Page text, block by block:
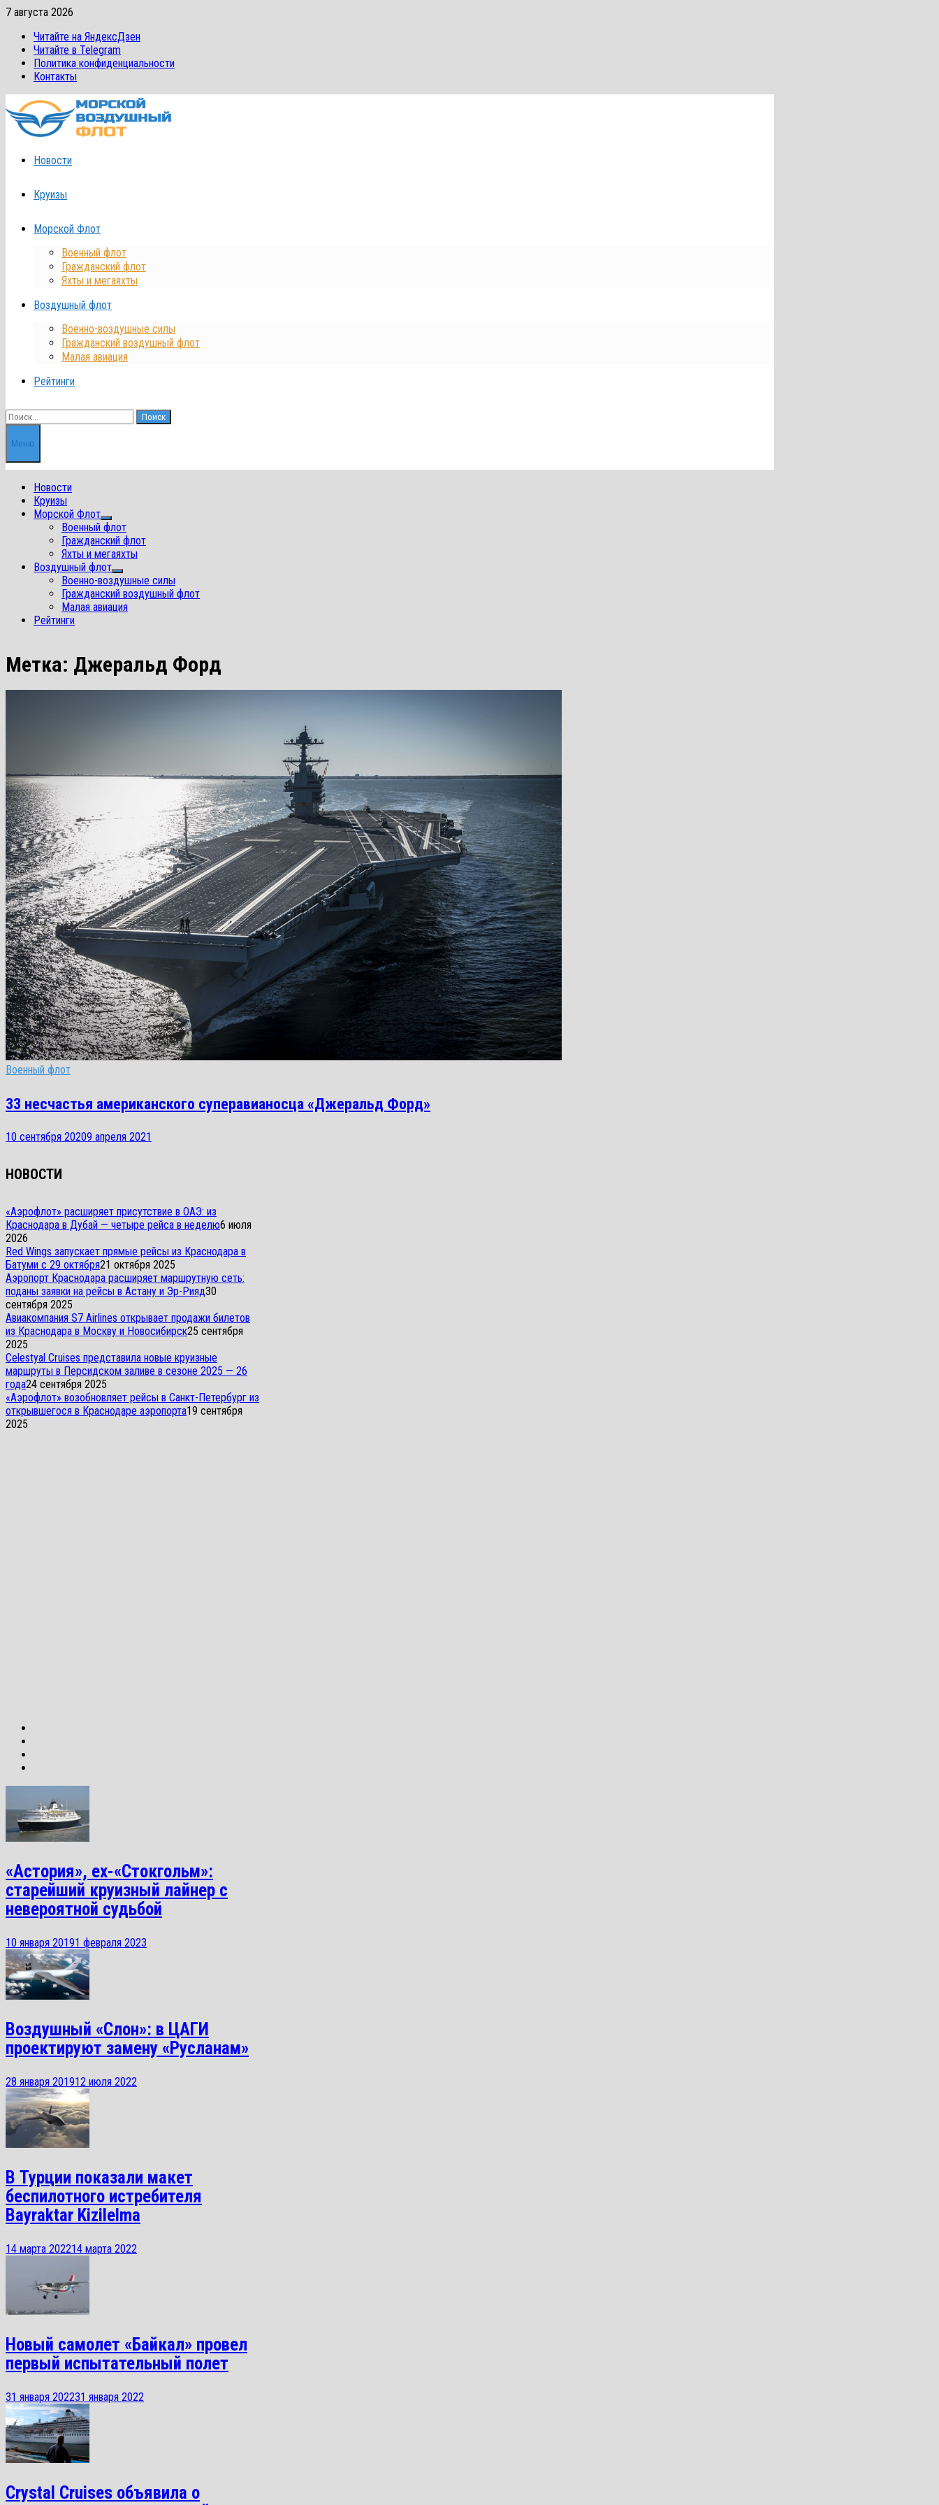
Перейти
содержимому
7 августа 2026
Читайте на ЯндексДзен
Читайте в Telegram
Политика конфиденциальности
Контакты
Новости
Круизы
Морской Флот
Военный флот
Гражданский флот
Яхты и мегаяхты
Воздушный флот
Военно-воздушные силы
Гражданский воздушный флот
Малая авиация
Рейтинги
Найти:
Меню
Новости
Круизы
Морской Флот
Показать
подменю
Военный флот
Гражданский флот
Яхты и мегаяхты
Воздушный флот
Показать
подменю
Военно-воздушные силы
Гражданский воздушный флот
Малая авиация
Рейтинги
Метка: Джеральд Форд
Военный флот
33 несчастья американского суперавианосца «Джеральд Форд»
10 сентября 20209 апреля 2021
НОВОСТИ
«Аэрофлот» расширяет присутствие в ОАЭ: из
Краснодара в Дубай — четыре рейса в неделю6 июля
2026
Red Wings запускает прямые рейсы из Краснодара в
Батуми с 29 октября21 октября 2025
Аэропорт Краснодара расширяет маршрутную сеть:
поданы заявки на рейсы в Астану и Эр-Рияд30
сентября 2025
Авиакомпания S7 Airlines открывает продажи билетов
из Краснодара в Москву и Новосибирск25 сентября
2025
Celestyal Cruises представила новые круизные
маршруты в Персидском заливе в сезоне 2025 — 26
года24 сентября 2025
«Аэрофлот» возобновляет рейсы в Санкт-Петербург из
открывшегося в Краснодаре аэропорта19 сентября
2025
«Астория», ex-«Стокгольм»:
старейший круизный лайнер с
невероятной судьбой
10 января 20191 февраля 2023
Воздушный «Слон»: в ЦАГИ
проектируют замену «Русланам»
28 января 201912 июля 2022
В Турции показали макет
беспилотного истребителя
Bayraktar Kizilelma
14 марта 202214 марта 2022
Новый самолет «Байкал» провел
первый испытательный полет
31 января 202231 января 2022
Crystal Cruises объявила о